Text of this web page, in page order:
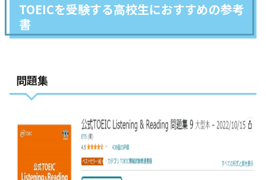
TOEICを受験する高校生におすすめの参考
書
問題集